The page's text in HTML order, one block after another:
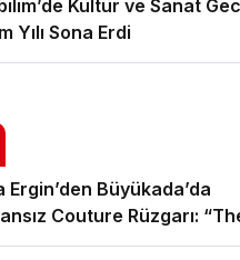
Kültür ve Sanat
Yılı Sona Erdi
Ergin’den Büyükada’da
Couture Rüzgarı:
Koleksiyonu Tanıtıldı